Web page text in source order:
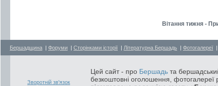
Вітання тижня -
Бершадщина | Форуми | Сторінками історії | Літературна Бершадь | Фотогалереї
Зворотній зв'язок
Цей сайт - про Бершадь та
безкоштовні оголошення, фотогалереї